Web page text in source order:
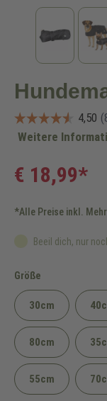
Weitere
€ 18,99*
*Alle Preise inkl.
Beeil dich, nur
Größeauswählen
30cm
80cm
55cm